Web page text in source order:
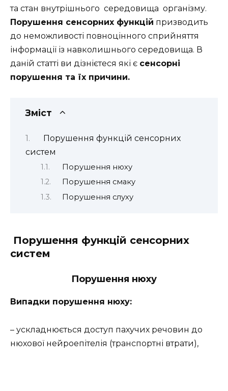
та стан внутрішнього середовища організму.
Порушення сенсорних функцій призводить
до неможливості повноцінного сприйняття
інформації із навколишнього середовища. В
даній статті ви дізнієтеся які є сенсорні
порушення та їх причини.
Зміст
Порушення функцій сенсорних
систем
Порушення нюху
Порушення смаку
Порушення слуху
Порушення функцій сенсорних
систем
Порушення нюху
Випадки порушення нюху:
– ускладнюється доступ пахучих речовин до
нюхової нейроепітелія (транспортні втрати),